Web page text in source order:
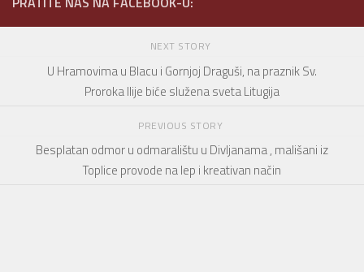
NEXT STORY
U Hramovima u Blacu i Gornjoj Draguši, na praznik Sv.
Proroka Ilije biće služena sveta Litugija
PREVIOUS STORY
Besplatan odmor u odmaralištu u Divljanama , mališani iz
Toplice provode na lep i kreativan način